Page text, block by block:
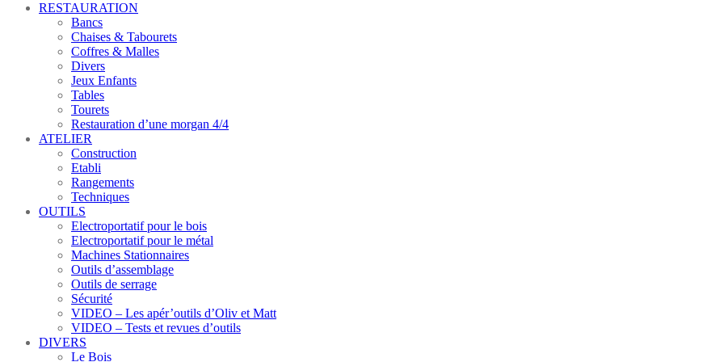
RESTAURATION
Bancs
Chaises & Tabourets
Coffres & Malles
Divers
Jeux Enfants
Tables
Tourets
Restauration d’une morgan 4/4
ATELIER
Construction
Etabli
Rangements
Techniques
OUTILS
Electroportatif pour le bois
Electroportatif pour le métal
Machines Stationnaires
Outils d’assemblage
Outils de serrage
Sécurité
VIDEO – Les apér’outils d’Oliv et Matt
VIDEO – Tests et revues d’outils
DIVERS
Le Bois